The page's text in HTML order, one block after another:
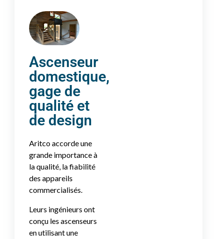
Ascenseur
domestique,
gage de
qualité et
de design
Aritco accorde une
grande importance à
la qualité, la fiabilité
des appareils
commercialisés.
Leurs ingénieurs ont
conçu les ascenseurs
en utilisant une